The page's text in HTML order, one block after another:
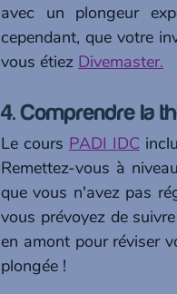
avec un plongeur
cependant, que votre
vous étiez Divemaster.
4. Comprendre la
Le cours PADI IDC
Remettez-vous à
que vous n'avez pas
vous prévoyez de
en amont pour réviser
plongée !